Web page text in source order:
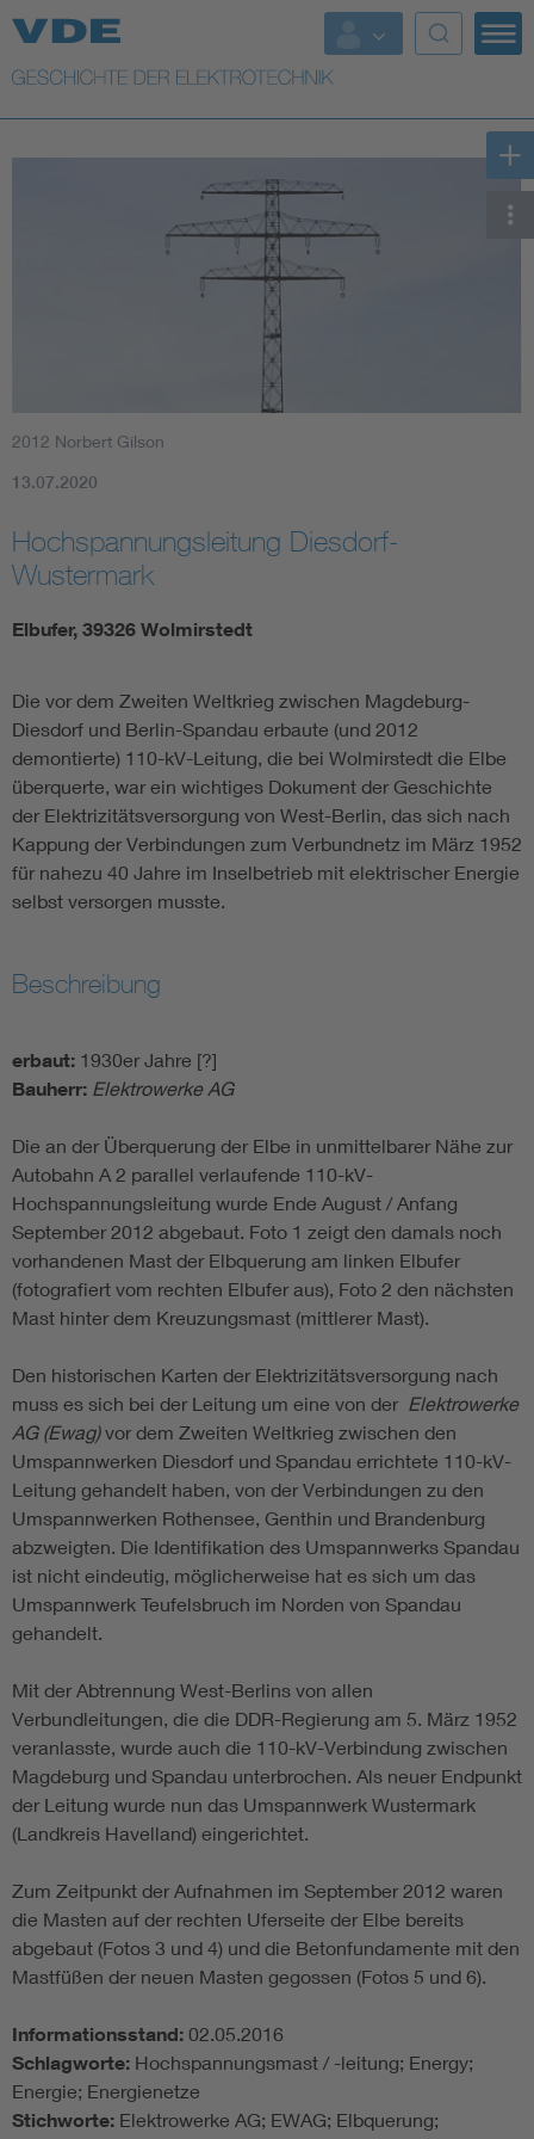
Top Themen
Weitere Themen
2012 Norbert Gilson
13.07.2020
Hochspannungsleitung Diesdorf-
Wustermark
Elbufer, 39326 Wolmirstedt
Die vor dem Zweiten Weltkrieg zwischen Magdeburg-
Diesdorf und Berlin-Spandau erbaute (und 2012
demontierte) 110-kV-Leitung, die bei Wolmirstedt die Elbe
überquerte, war ein wichtiges Dokument der Geschichte
der Elektrizitätsversorgung von West-Berlin, das sich nach
Kappung der Verbindungen zum Verbundnetz im März 1952
für nahezu 40 Jahre im Inselbetrieb mit elektrischer Energie
selbst versorgen musste.
Beschreibung
erbaut: 1930er Jahre [?]
Bauherr: Elektrowerke AG
Die an der Überquerung der Elbe in unmittelbarer Nähe zur
Autobahn A 2 parallel verlaufende 110-kV-
Hochspannungsleitung wurde Ende August / Anfang
September 2012 abgebaut. Foto 1 zeigt den damals noch
vorhandenen Mast der Elbquerung am linken Elbufer
(fotografiert vom rechten Elbufer aus), Foto 2 den nächsten
Mast hinter dem Kreuzungsmast (mittlerer Mast).
Den historischen Karten der Elektrizitätsversorgung nach
muss es sich bei der Leitung um eine von der Elektrowerke
AG (Ewag)vor dem Zweiten Weltkrieg zwischen den
Umspannwerken Diesdorf und Spandau errichtete 110-kV-
Leitung gehandelt haben, von der Verbindungen zu den
Umspannwerken Rothensee, Genthin und Brandenburg
abzweigten. Die Identifikation des Umspannwerks Spandau
ist nicht eindeutig, möglicherweise hat es sich um das
Umspannwerk Teufelsbruch im Norden von Spandau
gehandelt.
Mit der Abtrennung West-Berlins von allen
Verbundleitungen, die die DDR-Regierung am 5. März 1952
veranlasste, wurde auch die 110-kV-Verbindung zwischen
Magdeburg und Spandau unterbrochen. Als neuer Endpunkt
der Leitung wurde nun das Umspannwerk Wustermark
(Landkreis Havelland) eingerichtet.
Zum Zeitpunkt der Aufnahmen im September 2012 waren
die Masten auf der rechten Uferseite der Elbe bereits
abgebaut (Fotos 3 und 4) und die Betonfundamente mit den
Mastfüßen der neuen Masten gegossen (Fotos 5 und 6).
Informationsstand: 02.05.2016
Schlagworte: Hochspannungsmast / -leitung; Energy;
Energie; Energienetze
Stichworte: Elektrowerke AG; EWAG; Elbquerung;